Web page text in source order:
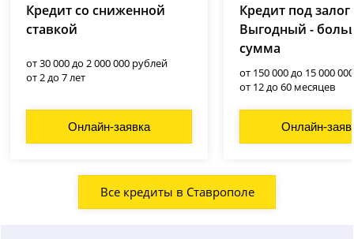
Кредит со сниженной
ставкой
от 30 000 до 2 000 000 рублей
от 2 до 7 лет
Онлайн-заявка
Кредит под залог
Выгодный -
сумма
от 150 000 до 15 000
от 12 до 60 месяцев
Онлайн-
Все кредиты в Ставрополе